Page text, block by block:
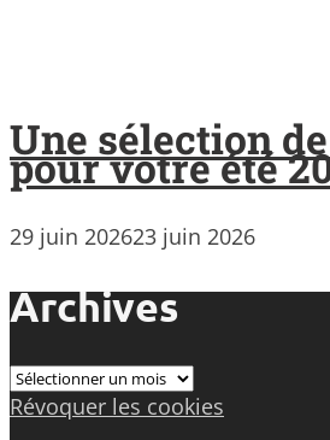
Une sélection
pour votre été
29 juin 202623 juin 2026
Archives
Archives
Révoquer les cookies